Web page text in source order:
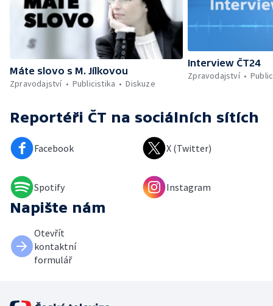
Máte slovo s M. Jílkovou
Zpravodajství
Publicistika Diskuze
Interview ČT24
Zpravodajství
Reportéři ČT na sociálních sítích
Facebook X (Twitter)
Spotify Instagram
Napište nám
Otevřít
kontaktní
formulář